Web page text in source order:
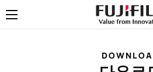
메
뉴